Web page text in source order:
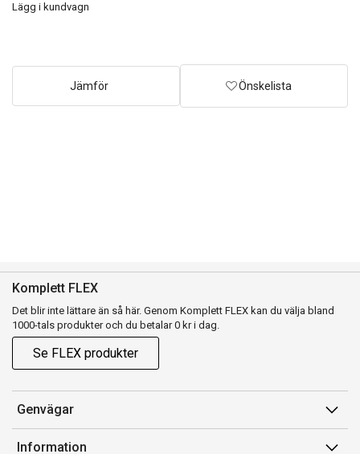
Lägg i kundvagn
Jämför Önskelista
Komplett FLEX
Det blir inte lättare än så här. Genom Komplett FLEX kan du välja bland
1000-tals produkter och du betalar 0 kr i dag.
Se FLEX produkter
Genvägar
Konto
Information